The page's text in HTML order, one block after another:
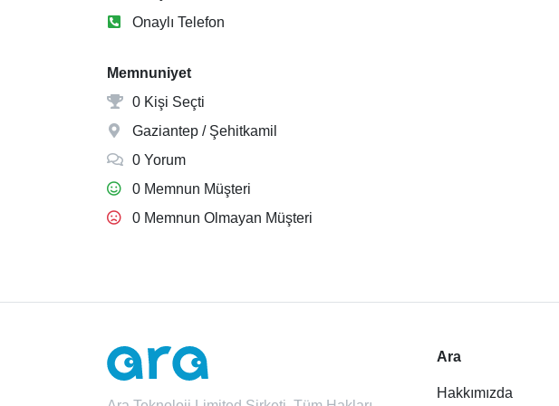
Onaylı Telefon
Memnuniyet
0 Kişi Seçti
Gaziantep / Şehitkamil
0 Yorum
0 Memnun Müşteri
0 Memnun Olmayan Müşteri
Ara
Hakkımızda